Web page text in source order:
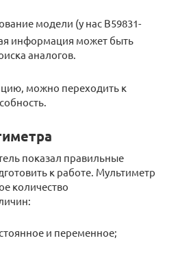
модели (у нас B59831-
информация может быть
аналогов.
можно переходить к
показал правильные
к работе. Мультиметр
количество
и переменное;